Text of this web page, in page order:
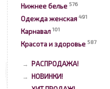
Нижнее белье 576
Одежда женская 491
Карнавал 101
Красота и здоровье 587
→ РАСПРОДАЖА!
→ НОВИНКИ!